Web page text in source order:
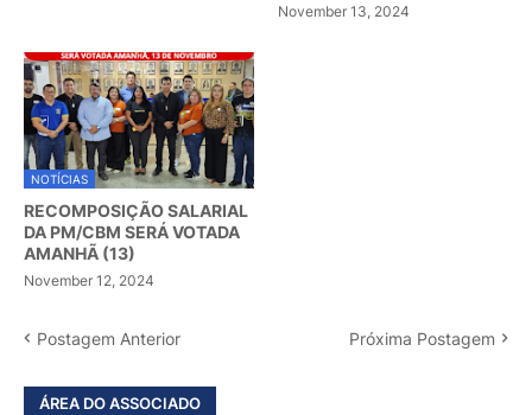
November 13, 2024
NOTÍCIAS
RECOMPOSIÇÃO SALARIAL
DA PM/CBM SERÁ VOTADA
AMANHÃ (13)
November 12, 2024
Postagem Anterior Próxima Postagem
ÁREA DO ASSOCIADO